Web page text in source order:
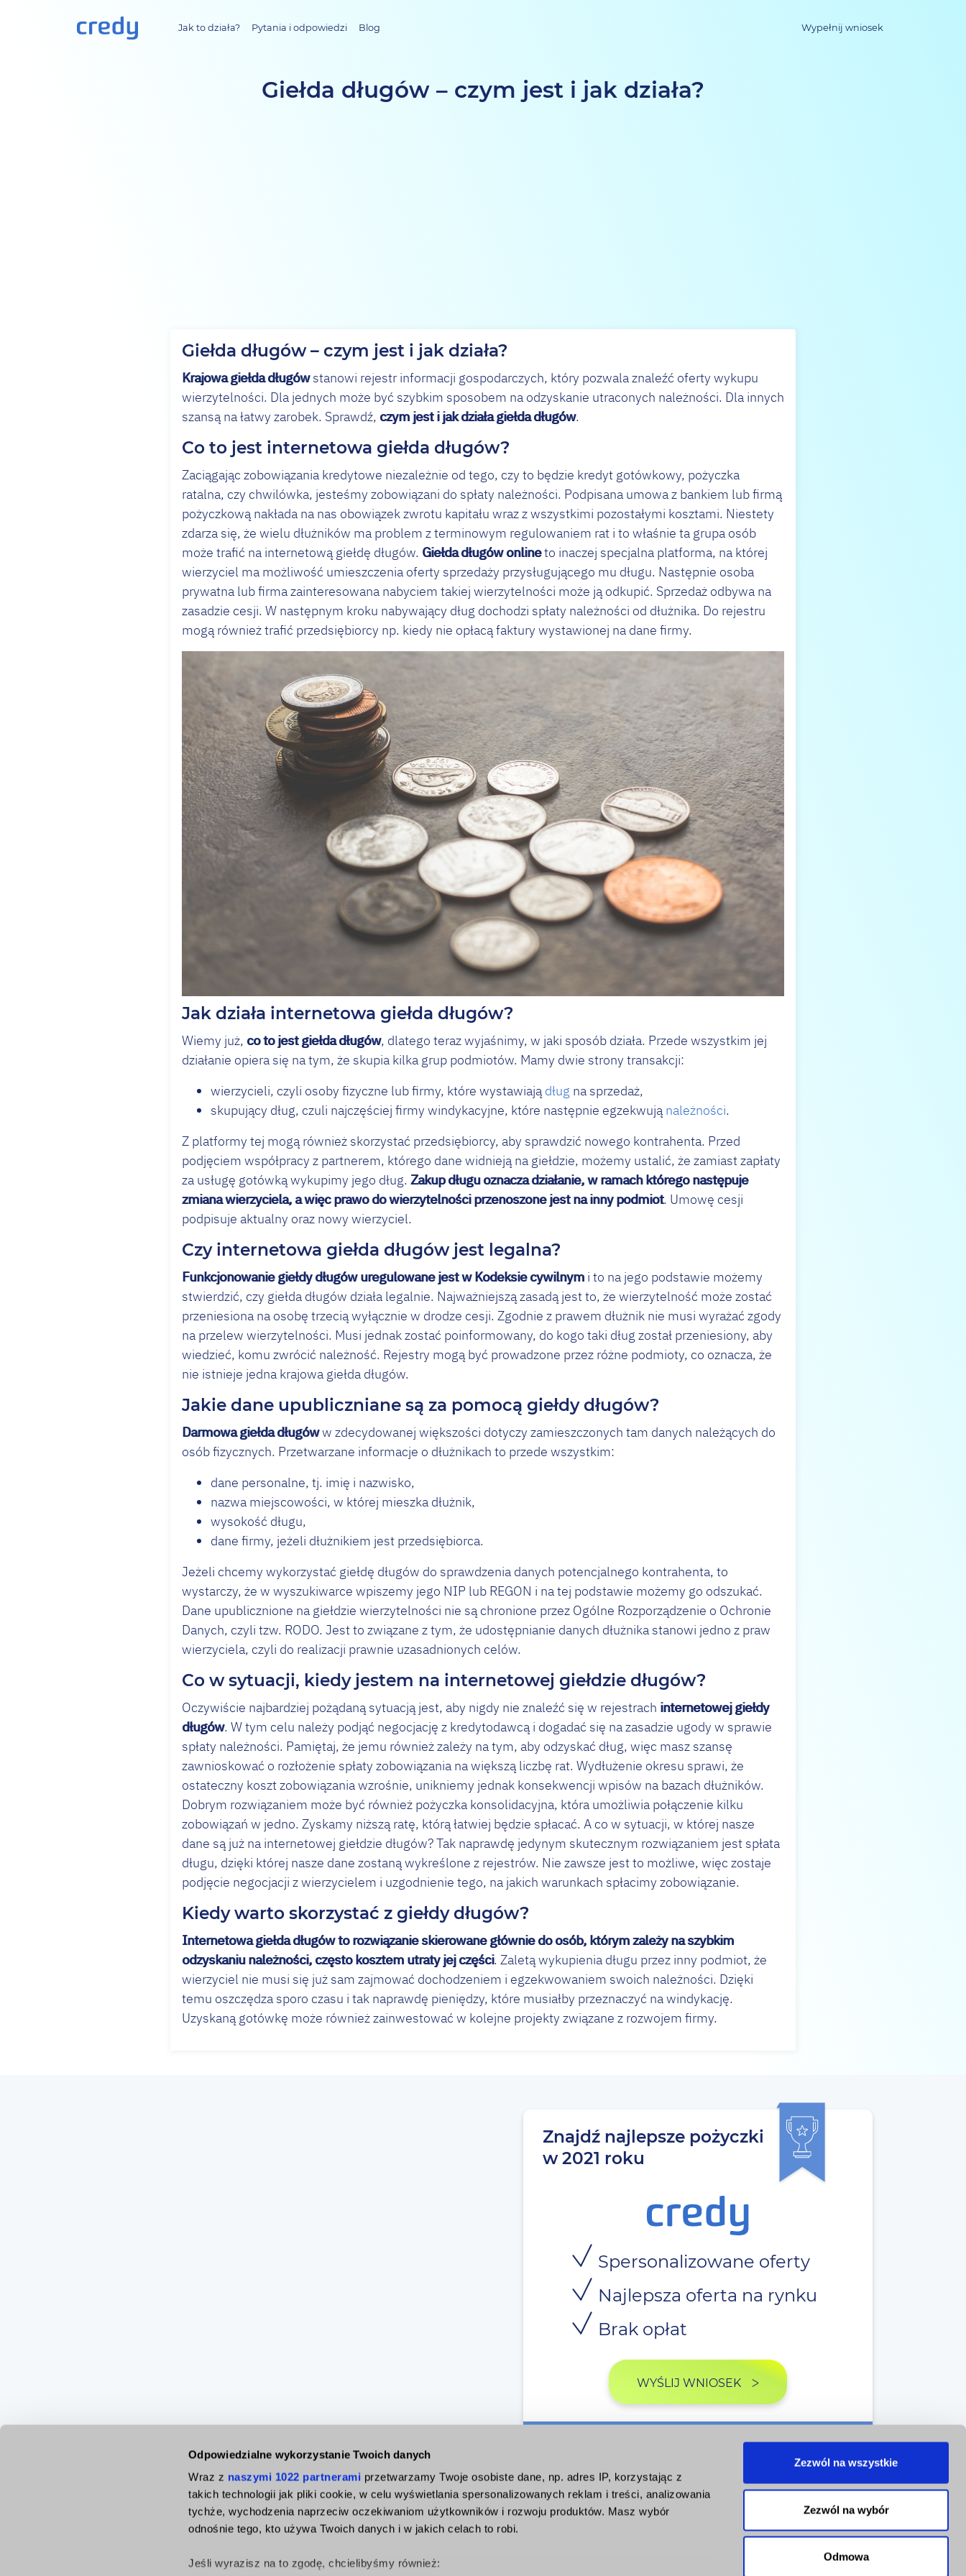
Odpowiedzialne wykorzystanie Twoich danych
Wraz z naszymi 1022 partnerami przetwarzamy Twoje osobiste dane, np. adres IP, korzystając z
takich technologii jak pliki cookie, w celu wyświetlania spersonalizowanych reklam i treści, analizowania
tychże, wychodzenia naprzeciw oczekiwaniom użytkowników i rozwoju produktów. Masz wybór
odnośnie tego, kto używa Twoich danych i w jakich celach to robi.
Jeśli wyrazisz na to zgodę, chcielibyśmy również:
Zezwól na wszystkie
Zezwól na wybór
Odmowa
Jak to działa? Pytania i odpowiedzi Blog Wypełnij wniosek
Giełda długów – czym jest i jak działa?
Giełda długów – czym jest i jak działa?
Krajowa giełda długówstanowi rejestr informacji gospodarczych, który pozwala znaleźć oferty wykupu
wierzytelności. Dla jednych może być szybkim sposobem na odzyskanie utraconych należności. Dla innych
szansą na łatwy zarobek. Sprawdź, czym jest i jak działa giełda długów.
Co to jest internetowa giełda długów?
Zaciągając zobowiązania kredytowe niezależnie od tego, czy to będzie kredyt gotówkowy, pożyczka
ratalna, czy chwilówka, jesteśmy zobowiązani do spłaty należności. Podpisana umowa z bankiem lub firmą
pożyczkową nakłada na nas obowiązek zwrotu kapitału wraz z wszystkimi pozostałymi kosztami. Niestety
zdarza się, że wielu dłużników ma problem z terminowym regulowaniem rat i to właśnie ta grupa osób
może trafić na internetową giełdę długów. Giełda długów onlineto inaczej specjalna platforma, na której
wierzyciel ma możliwość umieszczenia oferty sprzedaży przysługującego mu długu. Następnie osoba
prywatna lub firma zainteresowana nabyciem takiej wierzytelności może ją odkupić. Sprzedaż odbywa na
zasadzie cesji. W następnym kroku nabywający dług dochodzi spłaty należności od dłużnika. Do rejestru
mogą również trafić przedsiębiorcy np. kiedy nie opłacą faktury wystawionej na dane firmy.
Jak działa internetowa giełda długów?
Wiemy już, co to jest giełda długów, dlatego teraz wyjaśnimy, w jaki sposób działa. Przede wszystkim jej
działanie opiera się na tym, że skupia kilka grup podmiotów. Mamy dwie strony transakcji:
wierzycieli, czyli osoby fizyczne lub firmy, które wystawiają dług na sprzedaż,
skupujący dług, czuli najczęściej firmy windykacyjne, które następnie egzekwują należności.
Z platformy tej mogą również skorzystać przedsiębiorcy, aby sprawdzić nowego kontrahenta. Przed
podjęciem współpracy z partnerem, którego dane widnieją na giełdzie, możemy ustalić, że zamiast zapłaty
za usługę gotówką wykupimy jego dług. Zakup długu oznacza działanie, w ramach którego następuje
zmiana wierzyciela, a więc prawo do wierzytelności przenoszone jest na inny podmiot. Umowę cesji
podpisuje aktualny oraz nowy wierzyciel.
Czy internetowa giełda długów jest legalna?
Funkcjonowanie giełdy długów uregulowane jest w Kodeksie cywilnym i to na jego podstawie możemy
stwierdzić, czy giełda długów działa legalnie. Najważniejszą zasadą jest to, że wierzytelność może zostać
przeniesiona na osobę trzecią wyłącznie w drodze cesji. Zgodnie z prawem dłużnik nie musi wyrażać zgody
na przelew wierzytelności. Musi jednak zostać poinformowany, do kogo taki dług został przeniesiony, aby
wiedzieć, komu zwrócić należność. Rejestry mogą być prowadzone przez różne podmioty, co oznacza, że
nie istnieje jedna krajowa giełda długów.
Jakie dane upubliczniane są za pomocą giełdy długów?
Darmowa giełda długóww zdecydowanej większości dotyczy zamieszczonych tam danych należących do
osób fizycznych. Przetwarzane informacje o dłużnikach to przede wszystkim:
dane personalne, tj. imię i nazwisko,
nazwa miejscowości, w której mieszka dłużnik,
wysokość długu,
dane firmy, jeżeli dłużnikiem jest przedsiębiorca.
Jeżeli chcemy wykorzystać giełdę długów do sprawdzenia danych potencjalnego kontrahenta, to
wystarczy, że w wyszukiwarce wpiszemy jego NIP lub REGON i na tej podstawie możemy go odszukać.
Dane upublicznione na giełdzie wierzytelności nie są chronione przez Ogólne Rozporządzenie o Ochronie
Danych, czyli tzw. RODO. Jest to związane z tym, że udostępnianie danych dłużnika stanowi jedno z praw
wierzyciela, czyli do realizacji prawnie uzasadnionych celów.
Co w sytuacji, kiedy jestem na internetowej giełdzie długów?
Oczywiście najbardziej pożądaną sytuacją jest, aby nigdy nie znaleźć się w rejestrach internetowej giełdy
długów. W tym celu należy podjąć negocjację z kredytodawcą i dogadać się na zasadzie ugody w sprawie
spłaty należności. Pamiętaj, że jemu również zależy na tym, aby odzyskać dług, więc masz szansę
zawnioskować o rozłożenie spłaty zobowiązania na większą liczbę rat. Wydłużenie okresu sprawi, że
ostateczny koszt zobowiązania wzrośnie, unikniemy jednak konsekwencji wpisów na bazach dłużników.
Dobrym rozwiązaniem może być również pożyczka konsolidacyjna, która umożliwia połączenie kilku
zobowiązań w jedno. Zyskamy niższą ratę, którą łatwiej będzie spłacać. A co w sytuacji, w której nasze
dane są już na internetowej giełdzie długów? Tak naprawdę jedynym skutecznym rozwiązaniem jest spłata
długu, dzięki której nasze dane zostaną wykreślone z rejestrów. Nie zawsze jest to możliwe, więc zostaje
podjęcie negocjacji z wierzycielem i uzgodnienie tego, na jakich warunkach spłacimy zobowiązanie.
Kiedy warto skorzystać z giełdy długów?
Internetowa giełda długów to rozwiązanie skierowane głównie do osób, którym zależy na szybkim
odzyskaniu należności, często kosztem utraty jej części. Zaletą wykupienia długu przez inny podmiot, że
wierzyciel nie musi się już sam zajmować dochodzeniem i egzekwowaniem swoich należności. Dzięki
temu oszczędza sporo czasu i tak naprawdę pieniędzy, które musiałby przeznaczyć na windykację.
Uzyskaną gotówkę może również zainwestować w kolejne projekty związane z rozwojem firmy.
Znajdź najlepsze pożyczki
w 2021 roku
Spersonalizowane oferty
Najlepsza oferta na rynku
Brak opłat
WYŚLIJ WNIOSEK
Szybka odpowiedź / Minimum formalności
Nasze Usługi
Kontakt Informacje prawne Afilianci